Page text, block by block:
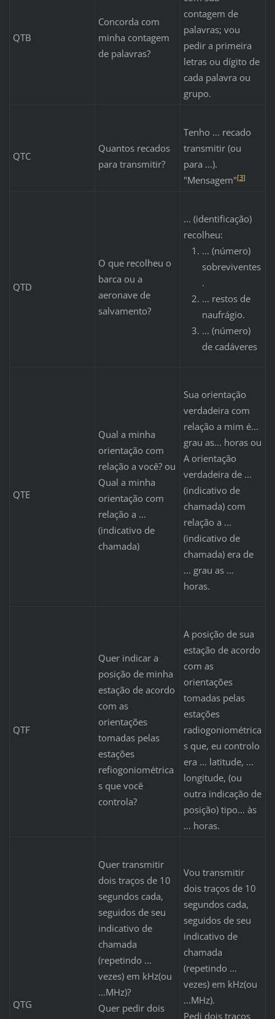
QTB
Concorda com
minha contagem
de palavras?
contagem de
palavras; vou
pedir a primeira
letras ou dígito de
cada palavra ou
grupo.
QTC
Quantos recados
para transmitir?
Tenho ... recado
transmitir (ou
para ...).
"Mensagem"[3]
QTD
O que recolheu o
barca ou a
aeronave de
salvamento?
... (identificação)
recolheu:
... (número)
sobreviventes
.
... restos de
naufrágio.
... (número)
de cadáveres
QTE
Qual a minha
orientação com
relação a você? ou
Qual a minha
orientação com
relação a ...
(indicativo de
chamada)
Sua orientação
verdadeira com
relação a mim é...
grau as... horas ou
A orientação
verdadeira de ...
(indicativo de
chamada) com
relação a ...
(indicativo de
chamada) era de
... grau as ...
horas.
QTF
Quer indicar a
posição de minha
estação de acordo
com as
orientações
tomadas pelas
estações
refiogoniométrica
s que você
controla?
A posição de sua
estação de acordo
com as
orientações
tomadas pelas
estações
radiogoniométrica
s que, eu controlo
era ... latitude, ...
longitude, (ou
outra indicação de
posição) tipo... às
... horas.
QTG
Quer transmitir
dois traços de 10
segundos cada,
seguidos de seu
indicativo de
chamada
(repetindo ...
vezes) em kHz(ou
...MHz)?
Quer pedir dois
Vou transmitir
dois traços de 10
segundos cada,
seguidos de seu
indicativo de
chamada
(repetindo ...
vezes) em kHz(ou
...MHz).
Pedi dois traços